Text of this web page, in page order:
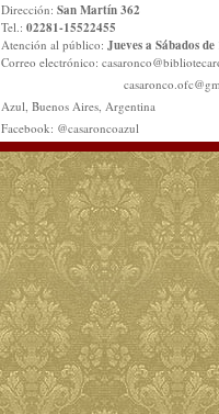
Dirección: San Martín 362
Tel.: 02281-15522455
Atención al público: Jueves a Sábados
Correo electrónico:
Azul, Buenos Aires, Argentina
Facebook: @casaroncoazul